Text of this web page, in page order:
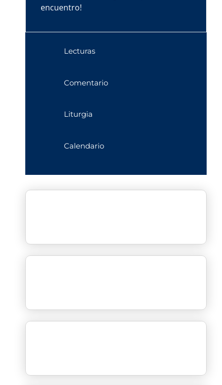
encuentro!
Lecturas
Comentario
Liturgia
Calendario